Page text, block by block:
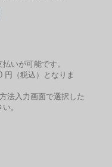
いが可能です。
円（税込）となりま
法入力画面で選択した
。